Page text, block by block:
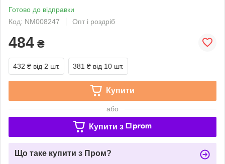
Готово до відправки
Код: NM008247
Опт і роздріб
484 ₴
432 ₴ від 2 шт. 381 ₴ від 10 шт.
Купити
або
Купити з
Що таке купити з Пром?